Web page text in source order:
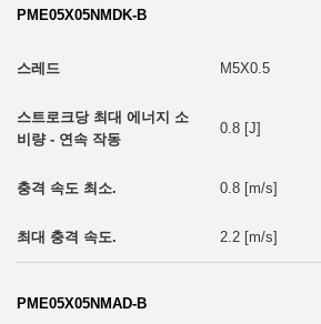
PME05X05NMDK-B
M5X0.5
0.8 [J]
0.8 [m/s]
2.2 [m/s]
PME05X05NMAD-B